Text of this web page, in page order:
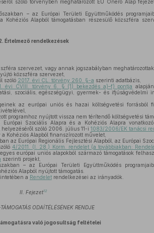
szóló törvényben meghatározott EU Önerő Alap
– az Európai Területi Együttműködés
Alapból támogatásban részesülő közszféra
Értelmező rendelkezések
szervezet, vagy annak jogszabályban
közszféra szervezet,
szóló 2017. évi CL. törvény 260. §-a szerinti adatbázis,
évi CVIII. törvény 6. § (1) bekezdés a)–f) pontja
szociális, egészségügyi, gyermek- és ifjúságvédelmi
az európai uniós és hazai költségvetési forrásból
programhoz nyújtott vissza nem térítendő költségvetési
Szociális Alapra és a Kohéziós Alapra
szóló 2006. július 11-i1083/2006/EK tanácsi
Kohéziós Alapból finanszírozott művelet,
az Európai Regionális Fejlesztési Alapból, az Európai
4/2011. (I. 28.) Korm. rendelet (a továbbiakban:
európai uniós alapokból származó támogatások
szerinti projekt,
– az Európai Területi Együttműködés
Alapból nyújtott támogatás.
a Rendeletrendelkezései az irányadók.
II. Fejezet12
ODAÍTÉLÉSÉNEK RENDJE
való jogosultság feltételei